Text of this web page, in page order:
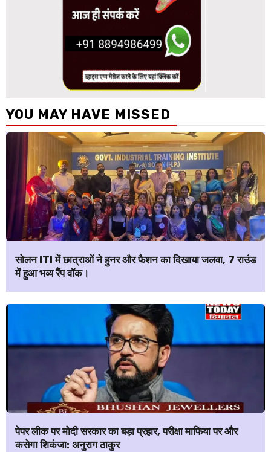
YOU MAY HAVE MISSED
सोलन ITI में छात्राओं ने हुनर और फैशन का दिखाया जलवा, 7 राउंड
में हुआ भव्य रैंप वॉक।
पेपर लीक पर मोदी सरकार का बड़ा प्रहार, परीक्षा माफिया पर और
कसेगा शिकंजा: अनुराग ठाकुर